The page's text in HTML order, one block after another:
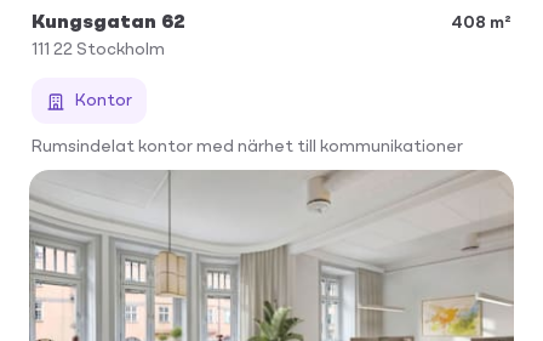
Kungsgatan 62
408 m²
111 22 Stockholm
Kontor
Rumsindelat kontor med närhet till kommunikationer